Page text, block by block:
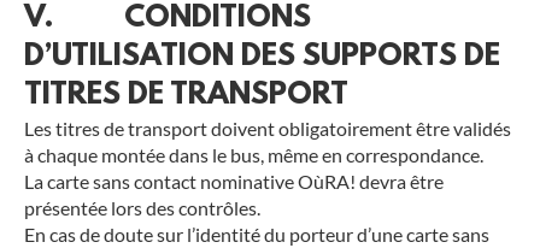
V. CONDITIONS
D’UTILISATION DES SUPPORTS DE
TITRES DE TRANSPORT
Les titres de transport doivent obligatoirement être validés
à chaque montée dans le bus, même en correspondance.
La carte sans contact nominative OùRA! devra être
présentée lors des contrôles.
En cas de doute sur l’identité du porteur d’une carte sans